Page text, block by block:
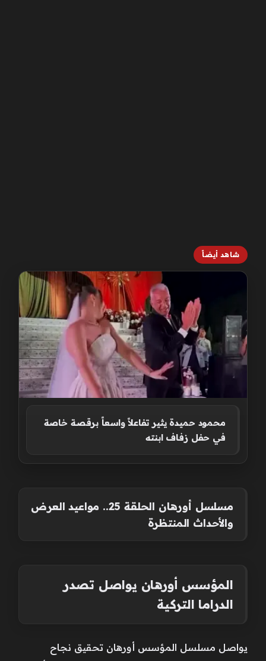
شاهد أيضاً
محمود حميدة يثير تفاعلاً واسعاً برقصة خاصة
في حفل زفاف ابنته
مسلسل أورهان الحلقة 25.. مواعيد العرض
والأحداث المنتظرة
المؤسس أورهان يواصل تصدر
الدراما التركية
يواصل مسلسل المؤسس أورهان تحقيق نجاح